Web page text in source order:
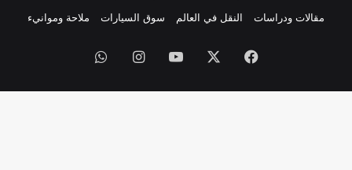
مقالات ودراسات
النقل في العالم سوق السيارات ملاحة وموانيء
فيسبوك ‫YouTubeانستقرام